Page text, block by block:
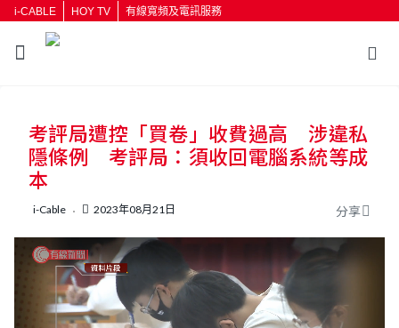
i-CABLE HOY TV 有線寬頻及電訊服務
按輸入鍵開始搜尋
考評局遭控「買卷」收費過高 涉違私
隱條例 考評局：須收回電腦系統等成
本
i-Cable 2023年08月21日 分享